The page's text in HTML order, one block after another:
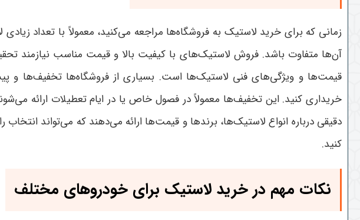
زمانی که برای خرید لاستیک به فروشگاه‌ها مراجعه می‌کنید، معمولاً با تعداد
آن‌ها متفاوت باشد. فروش لاستیک‌های با کیفیت بالا و قیمت مناسب نیازمند
قیمت‌ها و ویژگی‌های فنی لاستیک‌ها است. بسیاری از فروشگاه‌ها تخفیف‌ها و
خریداری کنید. این تخفیف‌ها معمولاً در فصول خاص یا در ایام تعطیلات ارائه
دقیقی درباره انواع لاستیک‌ها، برندها و قیمت‌ها ارائه می‌دهند که می‌تواند
کنید.
نکات مهم در خرید لاستیک برای خودروهای مختلف